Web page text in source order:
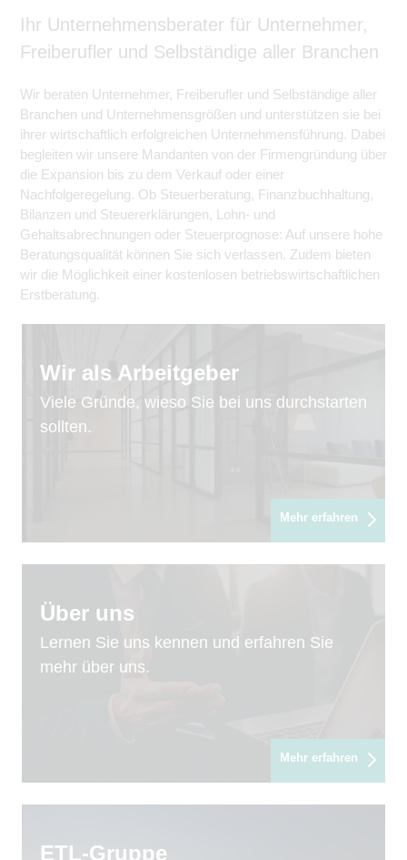
Ihr Unternehmensberater für Unternehmer,
Freiberufler und Selbständige aller Branchen
Wir beraten Unternehmer, Freiberufler und Selbständige aller
Branchen und Unternehmensgrößen und unterstützen sie bei
ihrer wirtschaftlich erfolgreichen Unternehmensführung. Dabei
begleiten wir unsere Mandanten von der Firmengründung über
die Expansion bis zu dem Verkauf oder einer
Nachfolgeregelung. Ob Steuerberatung, Finanzbuchhaltung,
Bilanzen und Steuererklärungen, Lohn- und
Gehaltsabrechnungen oder Steuerprognose: Auf unsere hohe
Beratungsqualität können Sie sich verlassen. Zudem bieten
wir die Möglichkeit einer kostenlosen betriebswirtschaftlichen
Erstberatung.
Wir als Arbeitgeber
Viele Gründe, wieso Sie bei uns durchstarten
sollten.
Mehr erfahren
Über uns
Lernen Sie uns kennen und erfahren Sie
mehr über uns.
Mehr erfahren
ETL-Gruppe